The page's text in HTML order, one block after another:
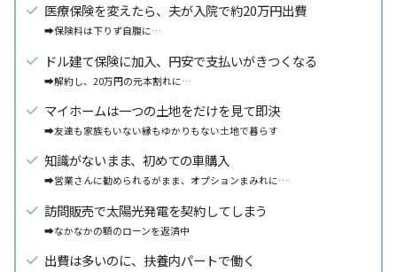
医療保険を変えたら、夫が入院で約20万円出費
➡保険料は下りず自腹に…
ドル建て保険に加入、円安で支払いがきつくなる
➡解約し、 20万円の元本割れに…
マイホームは一つの土地をだけを見て即決
➡友達も家族もいない縁もゆかりもない土地で暮らす
知識がないまま、初めての車購入
➡営業さんに勧められるがまま、オプションまみれに…
訪問販売で太陽光発電を契約してしまう
➡なかなかの額のローンを返済中
出費は多いのに、扶養内パートで働く